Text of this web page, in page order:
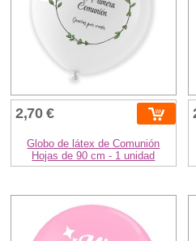
2,70 €
Globo de látex de Comunión
Hojas de 90 cm - 1 unidad